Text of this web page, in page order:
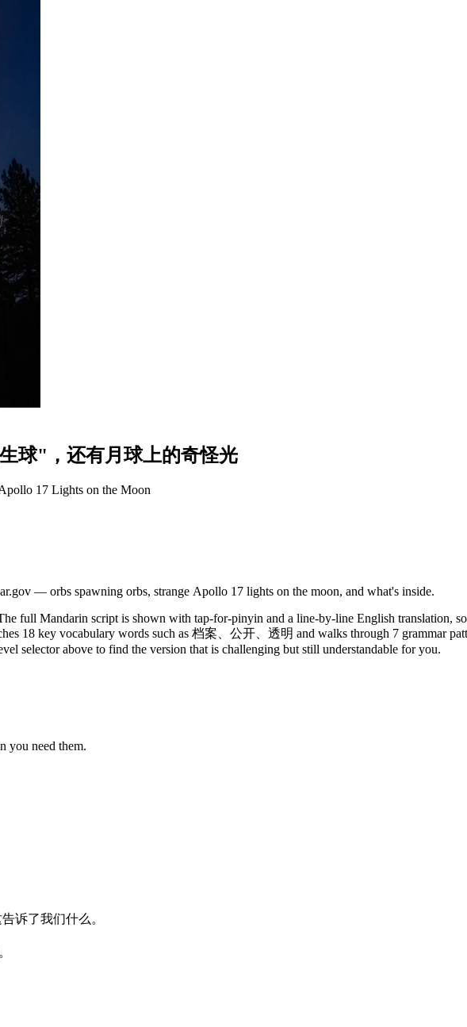
生球" ， 还有月球上的奇怪光
17 Lights on the Moon
— orbs spawning orbs, strange Apollo 17 lights on the moon, and what's inside.
full Mandarin script is shown with tap-for-pinyin and a line-by-line English translation,
18 key vocabulary words such as 档案、公开、透明 and walks through 7 grammar
selector above to find the version that is challenging but still understandable for you.
you need them.
告诉了我们什么 。
。